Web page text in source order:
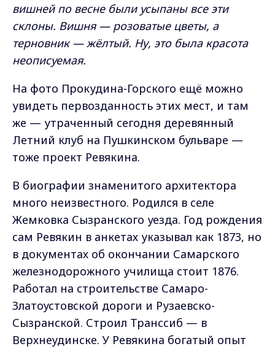
вишней по весне были усыпаны все эти
склоны. Вишня — розоватые цветы, а
терновник — жёлтый. Ну, это была красота
неописуемая.
На фото Прокудина-Горского ещё можно
увидеть первозданность этих мест, и там
же — утраченный сегодня деревянный
Летний клуб на Пушкинском бульваре —
тоже проект Ревякина.
В биографии знаменитого архитектора
много неизвестного. Родился в селе
Жемковка Сызранского уезда. Год рождения
сам Ревякин в анкетах указывал как 1873, но
в документах об окончании Самарского
железнодорожного училища стоит 1876.
Работал на строительстве Самаро-
Златоустовской дороги и Рузаевско-
Сызранской. Строил Транссиб — в
Верхнеудинске. У Ревякина богатый опыт